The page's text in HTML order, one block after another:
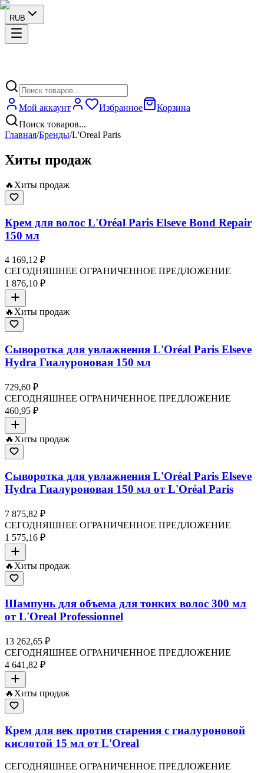
RUB
Мой аккаунт Избранное
Корзина
Поиск товаров...
Главная/Бренды/L'Oreal Paris
Хиты продаж
🔥 Хиты продаж
Крем для волос L'Oréal Paris Elseve Bond Repair
150 мл
4 169,12 ₽
СЕГОДНЯШНЕЕ ОГРАНИЧЕННОЕ ПРЕДЛОЖЕНИЕ
1 876,10 ₽
🔥 Хиты продаж
Сыворотка для увлажнения L'Oréal Paris Elseve
Hydra Гиалуроновая 150 мл
729,60 ₽
СЕГОДНЯШНЕЕ ОГРАНИЧЕННОЕ ПРЕДЛОЖЕНИЕ
460,95 ₽
🔥 Хиты продаж
Сыворотка для увлажнения L'Oréal Paris Elseve
Hydra Гиалуроновая 150 мл от L'Oréal Paris
7 875,82 ₽
СЕГОДНЯШНЕЕ ОГРАНИЧЕННОЕ ПРЕДЛОЖЕНИЕ
1 575,16 ₽
🔥 Хиты продаж
Шампунь для объема для тонких волос 300 мл
от L'Oreal Professionnel
13 262,65 ₽
СЕГОДНЯШНЕЕ ОГРАНИЧЕННОЕ ПРЕДЛОЖЕНИЕ
4 641,82 ₽
🔥 Хиты продаж
Крем для век против старения с гиалуроновой
кислотой 15 мл от L'Oreal
СЕГОДНЯШНЕЕ ОГРАНИЧЕННОЕ ПРЕДЛОЖЕНИЕ